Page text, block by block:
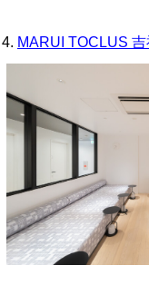
4. MARUI TOCLUS